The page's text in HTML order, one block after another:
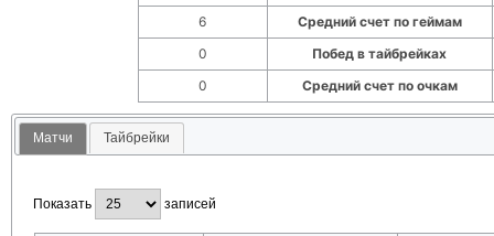
6
Средний счет по геймам
0
Побед в тайбрейках
0
Средний счет по очкам
Матчи Тайбрейки
Показать записей